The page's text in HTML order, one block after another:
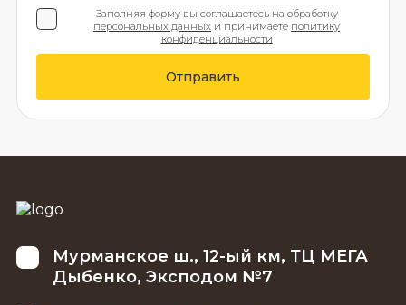
Заполняя форму вы соглашаетесь на обработку
персональных данных и принимаете политику
конфиденциальности
Отправить
Мурманское ш., 12-ый км, ТЦ МЕГА
Дыбенко, Эксподом №7